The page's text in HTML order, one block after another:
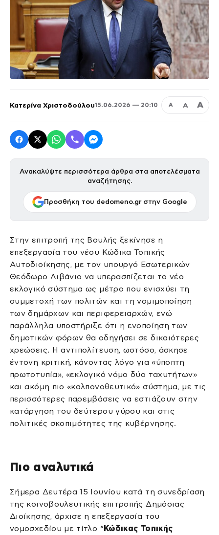
Κατερίνα Χριστοδούλου15.06.2026 — 20:10 Α Α Α
Ανακαλύψτε περισσότερα άρθρα στα αποτελέσματα
αναζήτησης.
Προσθήκη του dedomeno.gr στην Google
Στην επιτροπή της Βουλής ξεκίνησε η
επεξεργασία του νέου Κώδικα Τοπικής
Αυτοδιοίκησης, με τον υπουργό Εσωτερικών
Θεόδωρο Λιβάνιο να υπερασπίζεται το νέο
εκλογικό σύστημα ως μέτρο που ενισχύει τη
συμμετοχή των πολιτών και τη νομιμοποίηση
των δημάρχων και περιφερειαρχών, ενώ
παράλληλα υποστήριξε ότι η ενοποίηση των
δημοτικών φόρων θα οδηγήσει σε δικαιότερες
χρεώσεις. Η αντιπολίτευση, ωστόσο, άσκησε
έντονη κριτική, κάνοντας λόγο για «ύποπτη
πρωτοτυπία», «εκλογικό νόμο δύο ταχυτήτων»
και ακόμη πιο «καλπονοθευτικό» σύστημα, με τις
περισσότερες παρεμβάσεις να εστιάζουν στην
κατάργηση του δεύτερου γύρου και στις
πολιτικές σκοπιμότητες της κυβέρνησης.
Πιο αναλυτικά
Σήμερα Δευτέρα 15 Ιουνίου κατά τη συνεδρίαση
της κοινοβουλευτικής επιτροπής Δημόσιας
Διοίκησης, άρχισε η επεξεργασία του
νομοσχεδίου με τίτλο “Κώδικας Τοπικής